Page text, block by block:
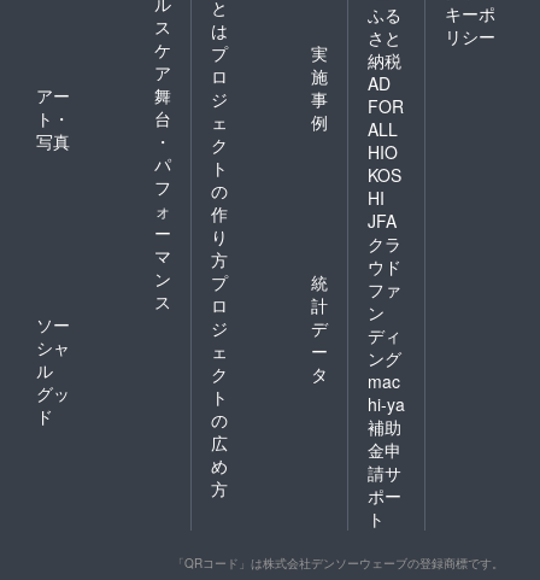
ス
ケ
ア
アー
ト・
写真
舞
台
・
パ
フ
ォ
ー
マ
ン
ス
ソー
シャ
ル
グッ
ド
と
は
プ
ロ
ジ
ェ
ク
ト
の
作
り
方
実
施
事
例
プ
ロ
ジ
ェ
ク
ト
の
広
め
方
統
計
デ
ー
タ
ふる
さと
納税
AD
FOR
ALL
HIO
KOS
HI
JFA
クラ
ウド
ファ
ン
ディ
ング
mac
hi-ya
補助
金申
請サ
ポー
ト
キーポ
リシー
「QRコード」は株式会社デンソーウェーブの登録商標です。